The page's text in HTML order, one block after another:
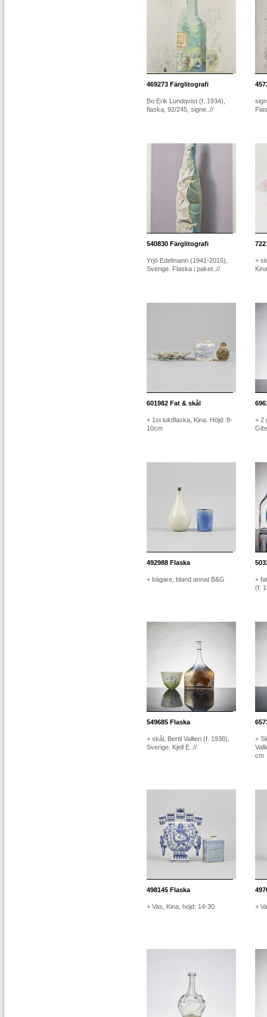
469273 Färglitografi
Bo Erik Lundqvist (f. 1934),
flaska, 92/245, signe..//
540830 Färglitografi
Yrjö Edelmann (1941-2016),
Sverige. Flaska i paket..//
+
601982 Fat & skål
+ 1st luktflaska, Kina. Höjd: 8-
10cm
+ 2
492988 Flaska
+ bägare, bland annat B&G
+
(f.
549685 Flaska
+ skål, Bertil Vallien (f. 1938),
Sverige. Kjell E..//
+
cm
498145 Flaska
+ Vas, Kina, höjd: 14-30 +